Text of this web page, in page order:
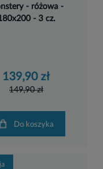
- różowa -
- 3 cz.
139,90 zł
149,90 zł
Do koszyka